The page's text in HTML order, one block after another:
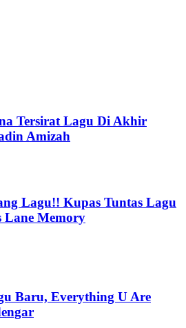
Tersirat Lagu Di Akhir
Amizah
Lagu!! Kupas Tuntas Lagu
Lane Memory
Baru, Everything U Are